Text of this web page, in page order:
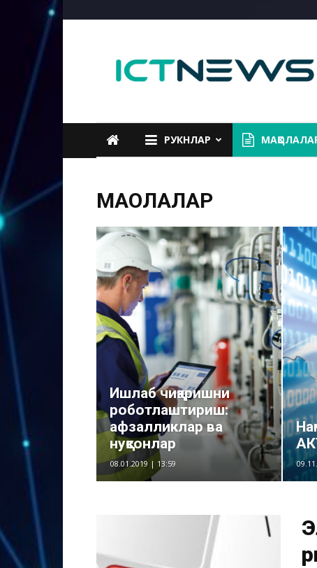
РУКНЛАР
МАҚОЛАЛАР
Ишлаб чиқаришни
роботлаштириш:
афзалликлар ва
нуқсонлар
08.01.2019 | 13:59